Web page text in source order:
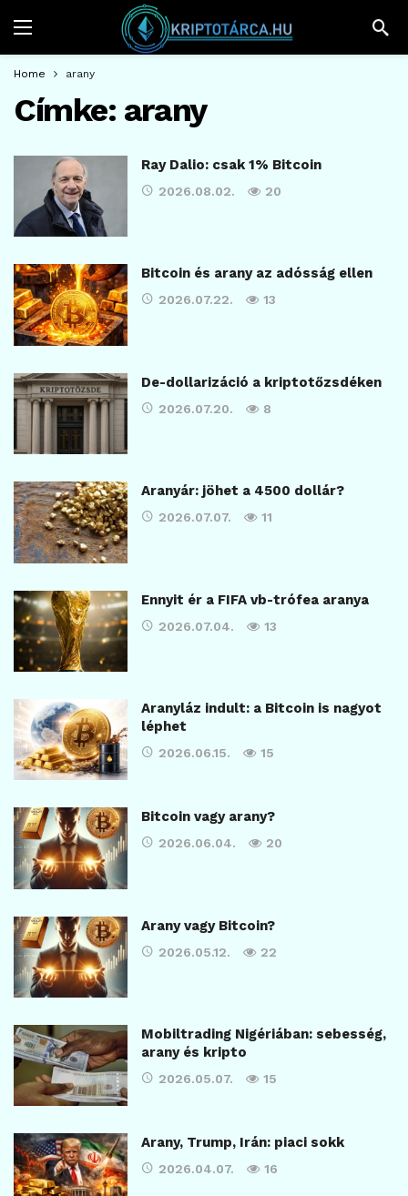
Home arany
Címke: arany
Ray Dalio: csak 1% Bitcoin
2026.08.02. 20
Bitcoin és arany az adósság ellen
2026.07.22. 13
De-dollarizáció a kriptotőzsdéken
2026.07.20. 8
Aranyár: jöhet a 4500 dollár?
2026.07.07. 11
Ennyit ér a FIFA vb-trófea aranya
2026.07.04. 13
Aranyláz indult: a Bitcoin is nagyot
léphet
2026.06.15. 15
Bitcoin vagy arany?
2026.06.04. 20
Arany vagy Bitcoin?
2026.05.12. 22
Mobiltrading Nigériában: sebesség,
arany és kripto
2026.05.07. 15
Arany, Trump, Irán: piaci sokk
2026.04.07. 16